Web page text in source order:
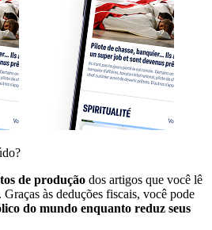
de produção dos artigos que você lê
às deduções fiscais, você pode
do mundo enquanto reduz seus